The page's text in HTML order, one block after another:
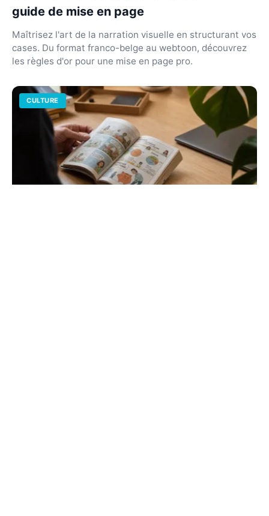
guide de mise en page
Maîtrisez l'art de la narration visuelle en structurant vos
cases. Du format franco-belge au webtoon, découvrez
les règles d'or pour une mise en page pro.
CULTURE